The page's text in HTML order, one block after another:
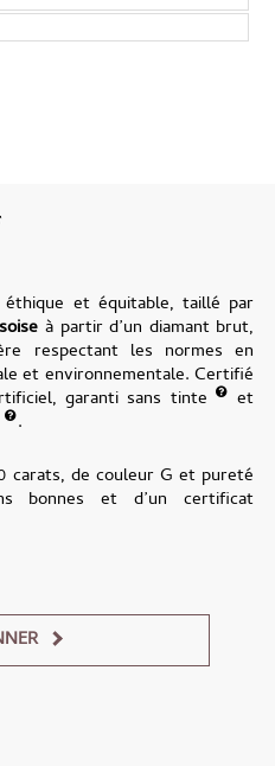
éthique et équitable, taillé par
à partir d’un diamant brut,
respectant les normes en
et environnementale. Certifié
garanti sans tinte
et
.
carats, de couleur G et pureté
bonnes et d’un certificat